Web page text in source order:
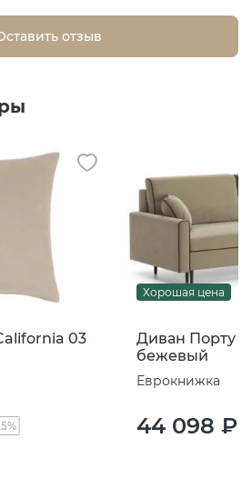
отзыв
03
Хорошая цена
Диван Порту
бежевый
Еврокнижка
44 098 ₽